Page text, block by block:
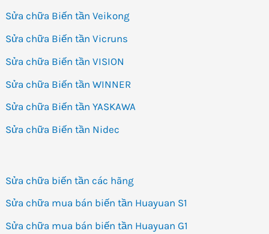
Sửa chữa Biến tần Veikong
Sửa chữa Biến tần Vicruns
Sửa chữa Biến tần VISION
Sửa chữa Biến tần WINNER
Sửa chữa Biến tần YASKAWA
Sửa chữa Biến tần Nidec
Sửa chữa biến tần các hãng
Sửa chữa mua bán biến tần Huayuan S1
Sửa chữa mua bán biến tần Huayuan G1